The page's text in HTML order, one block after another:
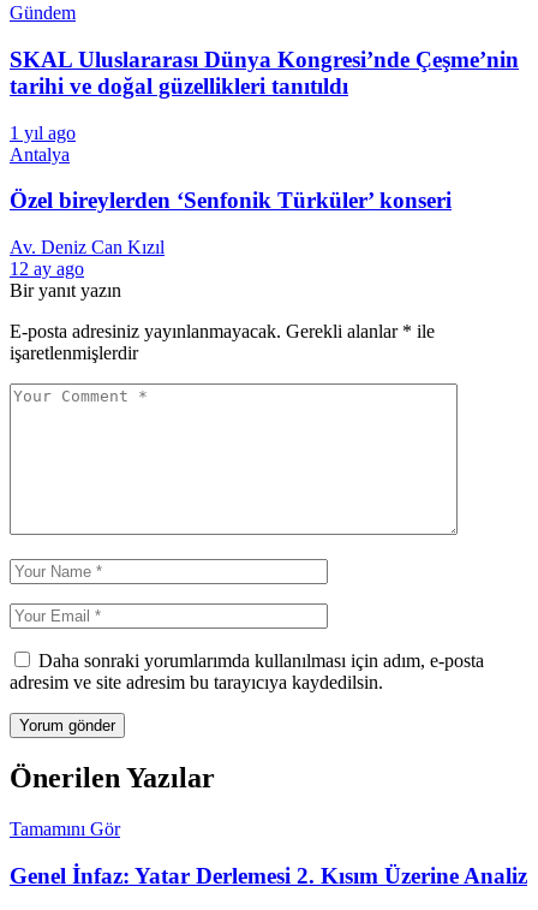
Gündem
SKAL Uluslararası Dünya Kongresi’nde Çeşme’nin
tarihi ve doğal güzellikleri tanıtıldı
1 yıl ago
Antalya
Özel bireylerden ‘Senfonik Türküler’ konseri
Av. Deniz Can Kızıl
12 ay ago
Bir yanıt yazın
E-posta adresiniz yayınlanmayacak. Gerekli alanlar * ile
işaretlenmişlerdir
Daha sonraki yorumlarımda kullanılması için adım, e-posta
adresim ve site adresim bu tarayıcıya kaydedilsin.
Önerilen Yazılar
Tamamını Gör
Genel İnfaz: Yatar Derlemesi 2. Kısım Üzerine Analiz